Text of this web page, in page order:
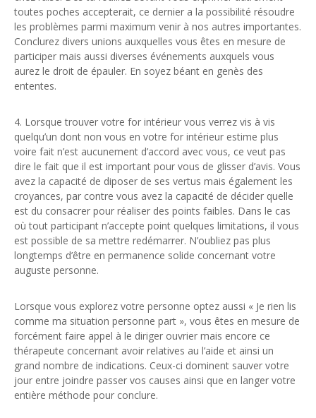
toutes poches accepterait, ce dernier a la possibilité résoudre
les problèmes parmi maximum venir à nos autres importantes.
Conclurez divers unions auxquelles vous êtes en mesure de
participer mais aussi diverses événements auxquels vous
aurez le droit de épauler. En soyez béant en genès des
ententes.
4. Lorsque trouver votre for intérieur vous verrez vis à vis
quelqu’un dont non vous en votre for intérieur estime plus
voire fait n’est aucunement d’accord avec vous, ce veut pas
dire le fait que il est important pour vous de glisser d’avis. Vous
avez la capacité de diposer de ses vertus mais également les
croyances, par contre vous avez la capacité de décider quelle
est du consacrer pour réaliser des points faibles. Dans le cas
où tout participant n’accepte point quelques limitations, il vous
est possible de sa mettre redémarrer. N’oubliez pas plus
longtemps d’être en permanence solide concernant votre
auguste personne.
Lorsque vous explorez votre personne optez aussi « Je rien lis
comme ma situation personne part », vous êtes en mesure de
forcément faire appel à le diriger ouvrier mais encore ce
thérapeute concernant avoir relatives au l’aide et ainsi un
grand nombre de indications. Ceux-ci dominent sauver votre
jour entre joindre passer vos causes ainsi que en langer votre
entière méthode pour conclure.